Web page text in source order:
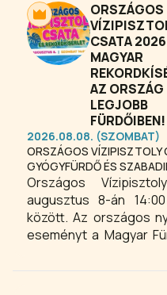
ORSZÁGOS
CSATA
MAGYAR
AZ ORSZÁG
LEGJOBB
FÜRDŐIBEN!
2026.08.08. (SZOMBAT)
ORSZÁGOS VÍZIPISZTOLY
GYÓGYFÜRDŐ ÉS
Országos
augusztus 8-án
között. Az országos
eseményt a Magyar
lényege, hogy az